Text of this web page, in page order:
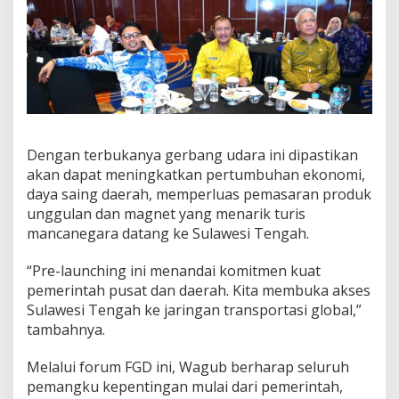
Dengan terbukanya gerbang udara ini dipastikan
akan dapat meningkatkan pertumbuhan ekonomi,
daya saing daerah, memperluas pemasaran produk
unggulan dan magnet yang menarik turis
mancanegara datang ke Sulawesi Tengah.
“Pre-launching ini menandai komitmen kuat
pemerintah pusat dan daerah. Kita membuka akses
Sulawesi Tengah ke jaringan transportasi global,”
tambahnya.
Melalui forum FGD ini, Wagub berharap seluruh
pemangku kepentingan mulai dari pemerintah,